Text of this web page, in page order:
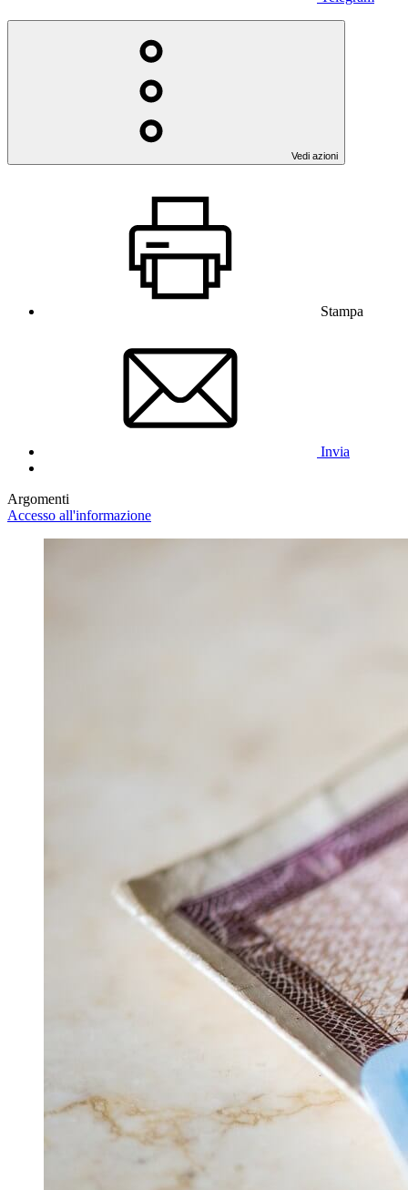
Vedi azioni
Stampa
Invia
Argomenti
Accesso all'informazione